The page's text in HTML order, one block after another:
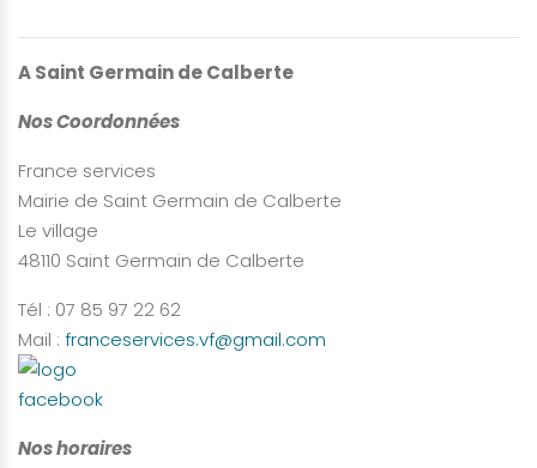
A Saint Germain de Calberte
Nos Coordonnées
France services
Mairie de Saint Germain de Calberte
Le village
48110 Saint Germain de Calberte
Tél : 07 85 97 22 62
Mail : franceservices.vf@gmail.com
Nos horaires